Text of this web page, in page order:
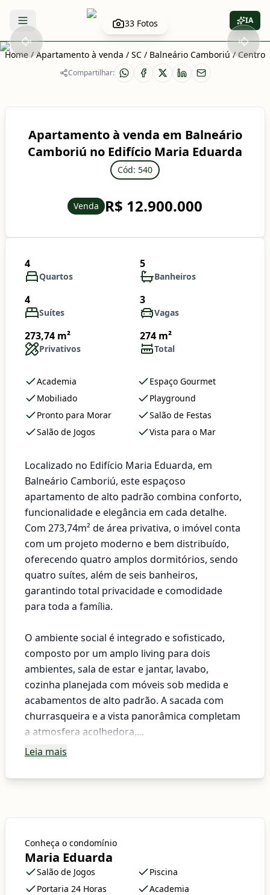
Abrir menu IA
33 Fotos
Home / Apartamento à venda / SC / Balneário Camboriú / Centro
Compartilhar:
Apartamento à venda em Balneário
Camboriú no Edifício Maria Eduarda
Cód: 540
Venda R$ 12.900.000
4
Quartos
5
Banheiros
4
Suítes
3
Vagas
273,74 m²
Privativos
274 m²
Total
Academia
Espaço Gourmet
Mobiliado
Playground
Pronto para Morar
Salão de Festas
Salão de Jogos
Vista para o Mar
Localizado no Edifício Maria Eduarda, em
Balneário Camboriú, este espaçoso
apartamento de alto padrão combina conforto,
funcionalidade e elegância em cada detalhe.
Com 273,74m² de área privativa, o imóvel conta
com um projeto moderno e bem distribuído,
oferecendo quatro amplos dormitórios, sendo
quatro suítes, além de seis banheiros,
garantindo total privacidade e comodidade
para toda a família.
O ambiente social é integrado e sofisticado,
composto por um amplo living para dois
ambientes, sala de estar e jantar, lavabo,
cozinha planejada com móveis sob medida e
acabamentos de alto padrão. A sacada com
churrasqueira e a vista panorâmica completam
a atmosfera acolhedora,...
Leia mais
Conheça o condomínio
Maria Eduarda
Salão de Jogos
Piscina
Portaria 24 Horas
Academia